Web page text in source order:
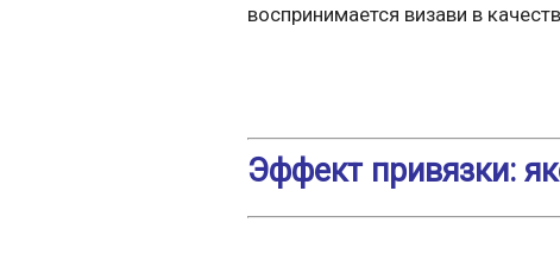
воспринимается визави в
Эффект привязки: